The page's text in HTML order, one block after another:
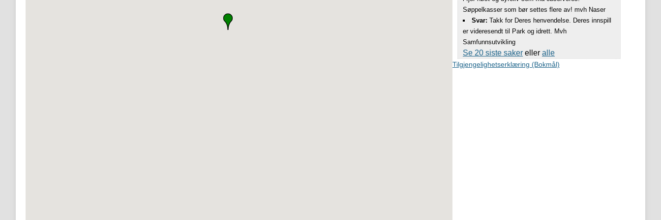
Søppelkasser som bør settes flere av! mvh Naser
Svar: Takk for Deres henvendelse. Deres innspill
er videresendt til Park og idrett. Mvh
Samfunnsutvikling
Se 20 siste saker eller alle
Tilgjengelighetserklæring (Bokmål)